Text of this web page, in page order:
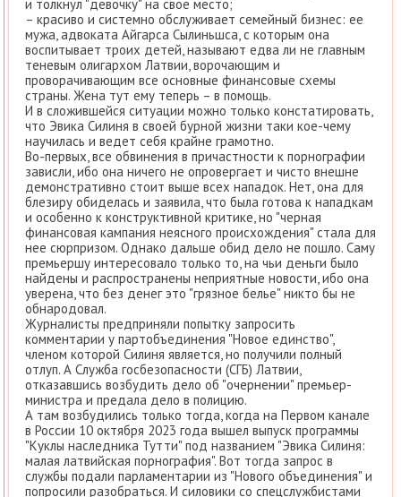
и толкнул "девочку" на свое место;
– красиво и системно обслуживает семейный бизнес: ее
мужа, адвоката Айгарса Сылиньшса, с которым она
воспитывает троих детей, называют едва ли не главным
теневым олигархом Латвии, ворочающим и
проворачивающим все основные финансовые схемы
страны. Жена тут ему теперь – в помощь.
И в сложившейся ситуации можно только констатировать,
что Эвика Силиня в своей бурной жизни таки кое-чему
научилась и ведет себя крайне грамотно.
Во-первых, все обвинения в причастности к порнографии
зависли, ибо она ничего не опровергает и чисто внешне
демонстративно стоит выше всех нападок. Нет, она для
блезиру обиделась и заявила, что была готова к нападкам
и особенно к конструктивной критике, но "черная
финансовая кампания неясного происхождения" стала для
нее сюрпризом. Однако дальше обид дело не пошло. Саму
премьершу интересовало только то, на чьи деньги было
найдены и распространены неприятные новости, ибо она
уверена, что без денег это "грязное белье" никто бы не
обнародовал.
Журналисты предприняли попытку запросить
комментарии у партобъединения "Новое единство",
членом которой Силиня является, но получили полный
отлуп. А Служба госбезопасности (СГБ) Латвии,
отказавшись возбудить дело об "очернении" премьер-
министра и предала дело в полицию.
А там возбудились только тогда, когда на Первом канале
в России 10 октября 2023 года вышел выпуск программы
"Куклы наследника Тутти" под названием "Эвика Силиня:
малая латвийская порнография". Вот тогда запрос в
службы подали парламентарии из "Нового объединения" и
попросили разобраться. И силовики со спецслужбистами